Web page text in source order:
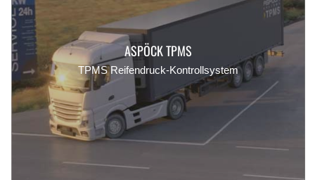
ASPÖCK TPMS
TPMS Reifendruck-Kontrollsystem